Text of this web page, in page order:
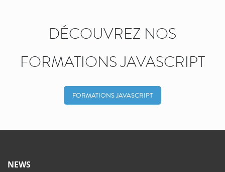
DÉCOUVREZ NOS
FORMATIONS JAVASCRIPT
FORMATIONS JAVASCRIPT
NEWS